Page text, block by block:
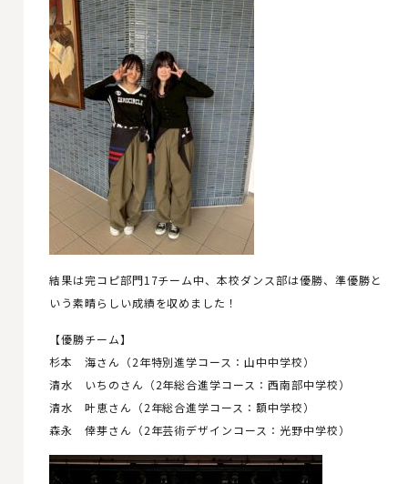
結果は完コピ部門17チーム中、本校ダンス部は優勝、準優勝と
いう素晴らしい成績を収めました！
【優勝チーム】
杉本 海さん（2年特別進学コース：山中中学校）
清水 いちのさん（2年総合進学コース：西南部中学校）
清水 叶恵さん（2年総合進学コース：額中学校）
森永 倖芽さん（2年芸術デザインコース：光野中学校）